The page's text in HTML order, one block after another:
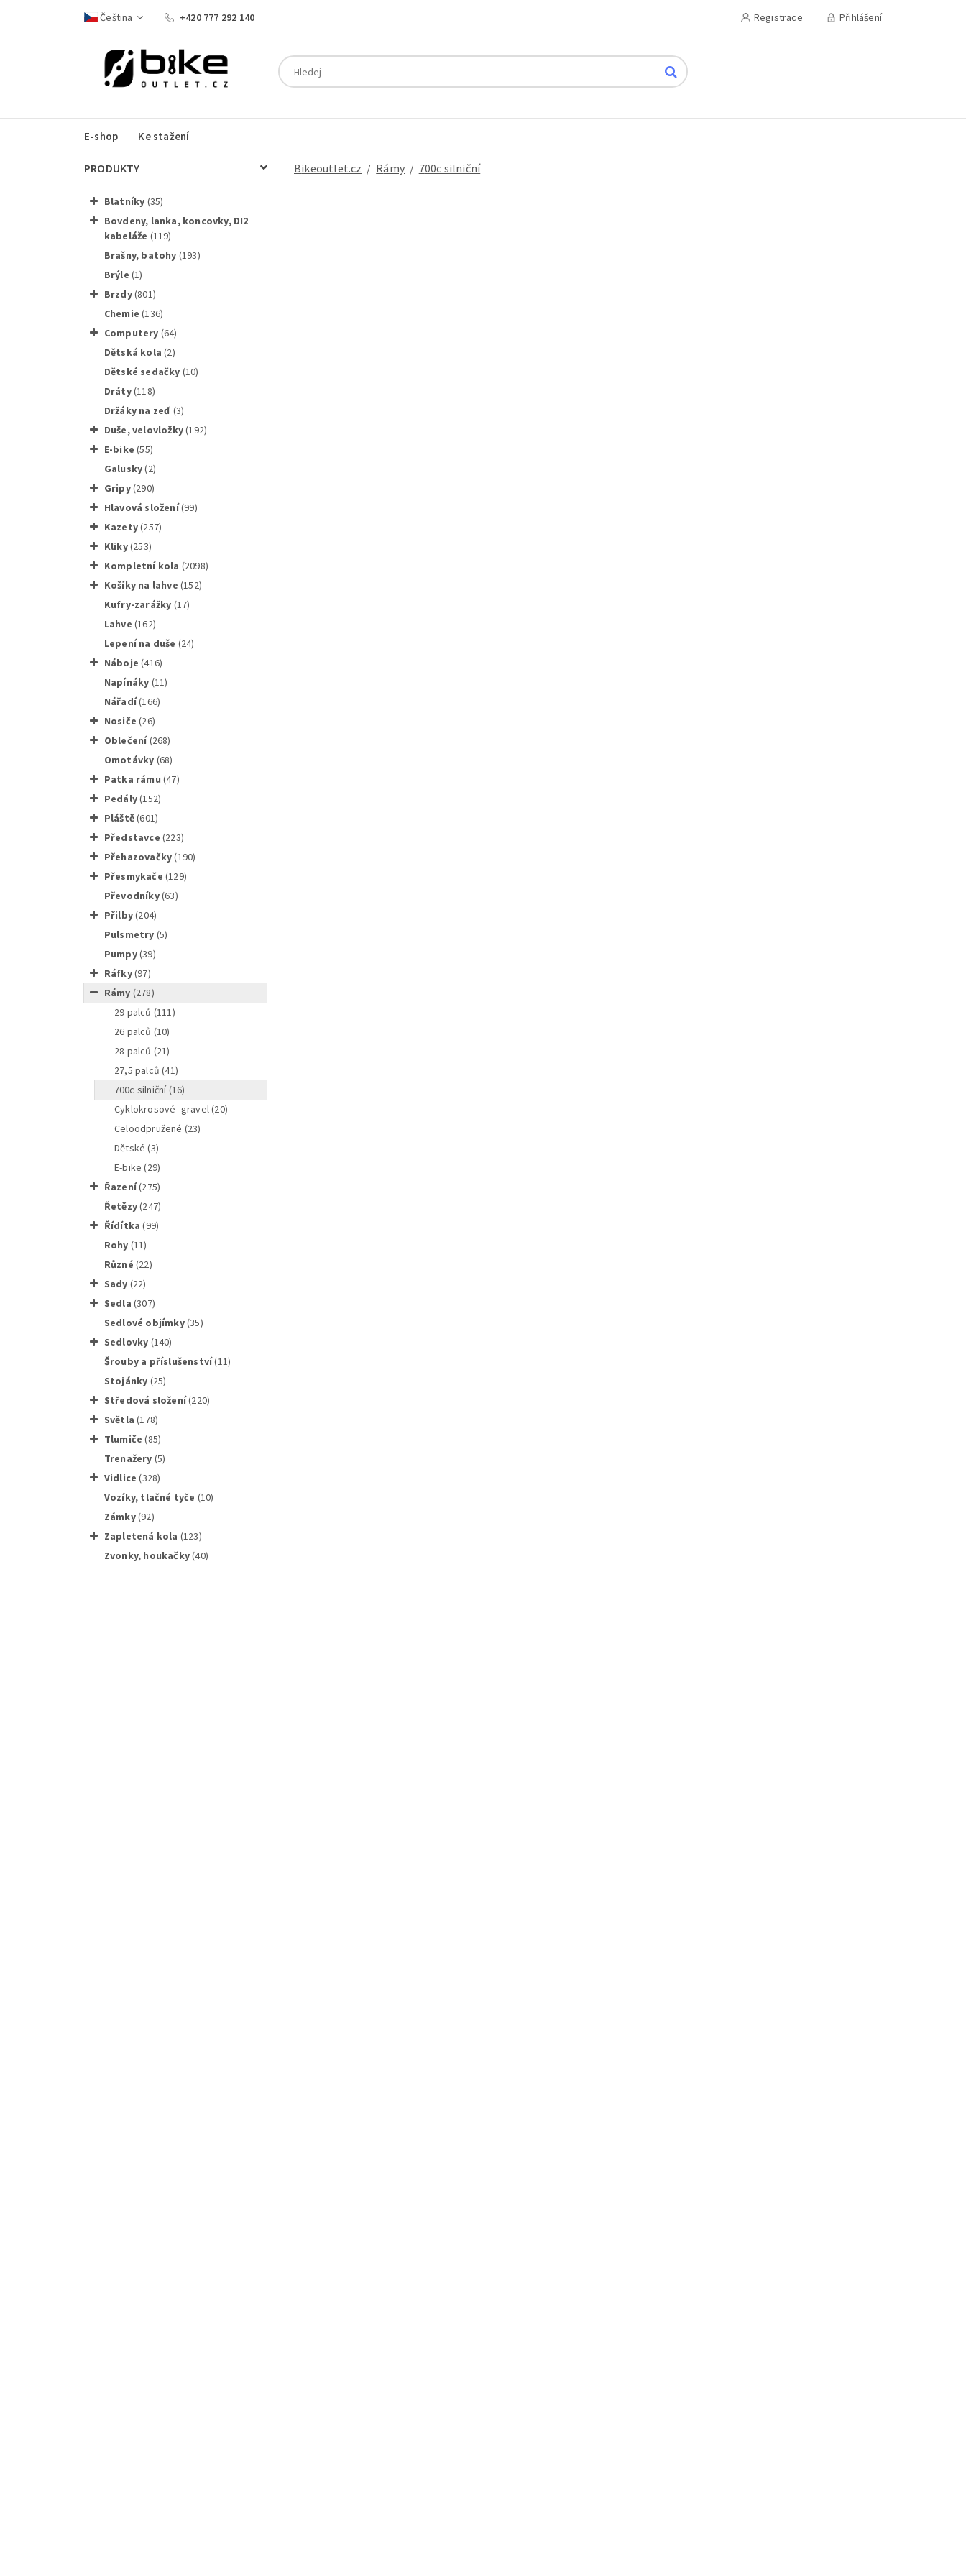
Čeština +420 777 292 140 Registrace Přihlášení
E-shop Ke stažení
PRODUKTY
blatníky (35)
bovdeny, lanka, koncovky, DI2
kabeláže (119)
brašny, batohy (193)
brýle(1)
brzdy(801)
chemie(136)
computery (64)
dětská kola(2)
dětské sedačky (10)
dráty(118)
držáky na zeď (3)
duše, velovložky(192)
e-bike(55)
galusky(2)
gripy(290)
hlavová složení(99)
kazety(257)
kliky(253)
Kompletní kola (2098)
košíky na lahve(152)
kufry-zarážky (17)
lahve(162)
lepení na duše (24)
náboje(416)
napínáky (11)
nářadí(166)
nosiče(26)
oblečení(268)
omotávky (68)
patka rámu(47)
pedály(152)
pláště(601)
představce(223)
přehazovačky(190)
přesmykače(129)
převodníky(63)
přilby(204)
pulsmetry (5)
pumpy(39)
ráfky(97)
rámy (278)
29 palců (111)
26 palců (10)
28 palců (21)
27,5 palců(41)
700c silniční(16)
cyklokrosové -gravel(20)
Celoodpružené (23)
Dětské(3)
E-bike(29)
řazení(275)
řetězy(247)
řídítka(99)
rohy (11)
různé(22)
sady (22)
sedla(307)
sedlové objímky(35)
sedlovky (140)
Šrouby a příslušenství(11)
stojánky (25)
středová složení(220)
světla(178)
tlumiče(85)
trenažery (5)
vidlice(328)
vozíky, tlačné tyče (10)
zámky(92)
zapletená kola (123)
zvonky, houkačky(40)
Bikeoutlet.cz / rámy / 700c silniční